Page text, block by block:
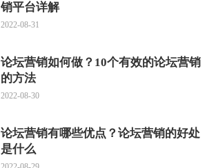
销平台详解
2022-08-31
论坛营销如何做？10个有效的论坛营销
的方法
2022-08-30
论坛营销有哪些优点？论坛营销的好处
是什么